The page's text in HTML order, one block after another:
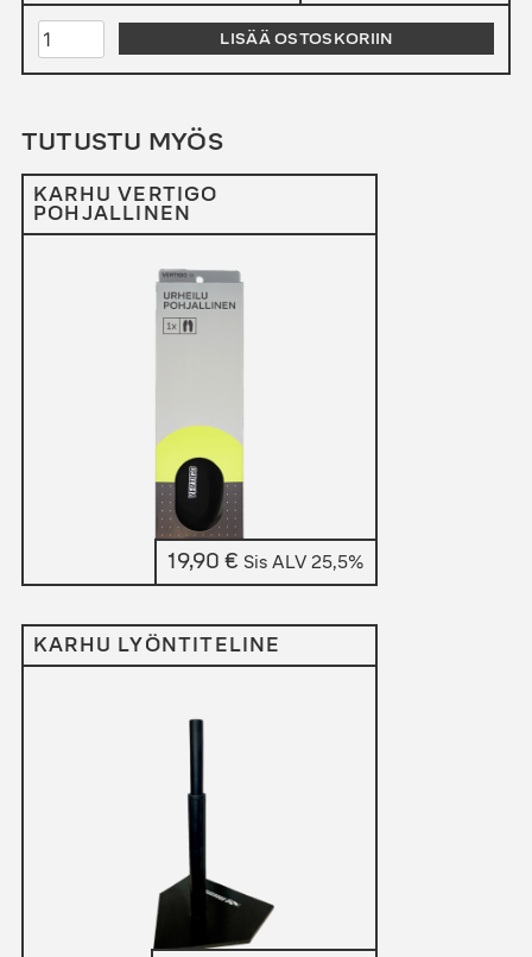
KAKSIKOMPONENTTILIIMA
MÄÄRÄ
LISÄÄ OSTOSKORIIN
TUTUSTU MYÖS
KARHU VERTIGO
POHJALLINEN
19,90 € Sis ALV 25,5%
KARHU LYÖNTITELINE